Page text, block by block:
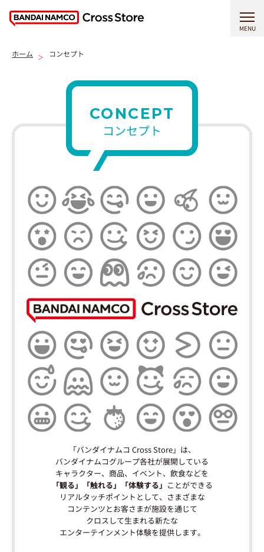
MENU
ホーム コンセプト
CONCEPT
コンセプト
「バンダイナムコ Cross Store」は、
バンダイナムコグループ各社が展開している
キャラクター、商品、イベント、飲食などを
「観る」「触れる」「体験する」 ことができる
リアルタッチポイントとして、さまざまな
コンテンツとお客さまが施設を通じて
クロスして生まれる新たな
エンターテインメント体験を提供します。